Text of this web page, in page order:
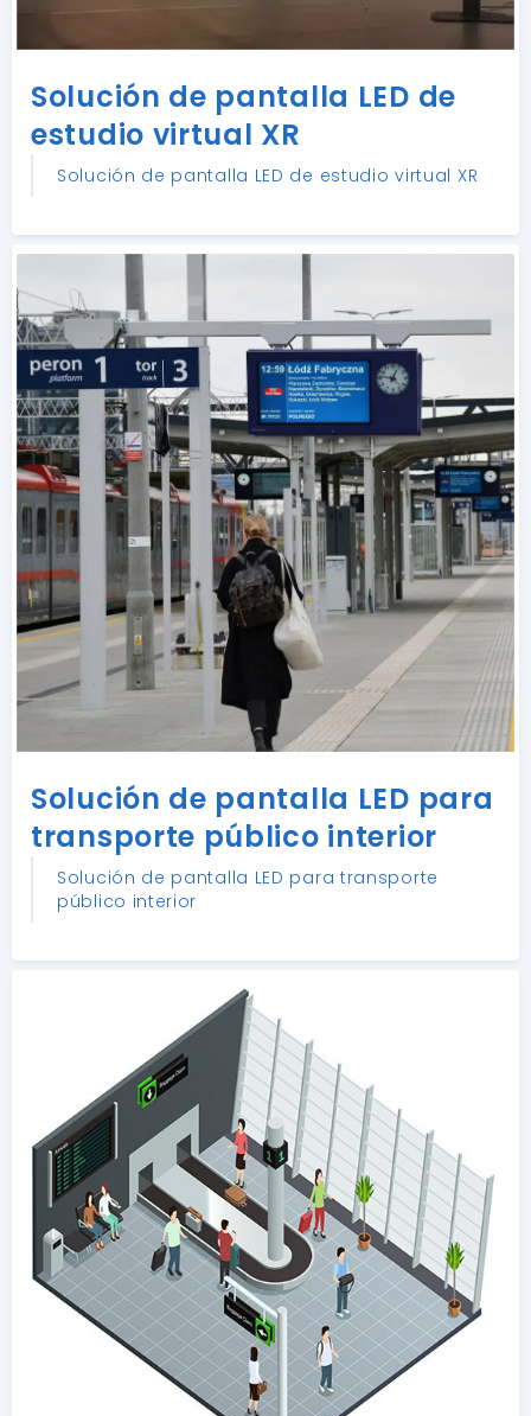
Solución de pantalla LED de
estudio virtual XR
Solución de pantalla LED de estudio virtual XR
Solución de pantalla LED para
transporte público interior
Solución de pantalla LED para transporte
público interior